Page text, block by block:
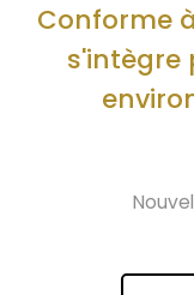
Conforme
s'intègre